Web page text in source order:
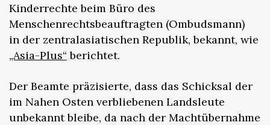
Kinderrechte beim Büro des
Menschenrechtsbeauftragten (Ombudsmann)
in der zentralasiatischen Republik, bekannt, wie
„Asia-Plus“ berichtet.
Der Beamte präzisierte, dass das Schicksal der
im Nahen Osten verbliebenen Landsleute
unbekannt bleibe, da nach der Machtübernahme